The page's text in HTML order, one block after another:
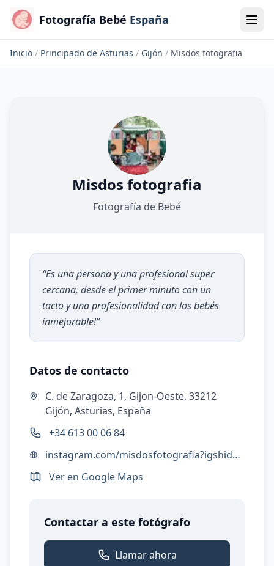
Fotografía Bebé España
Inicio / Principado de Asturias / Gijón / Misdos fotografia
Misdos fotografia
Fotografía de Bebé
“Es una persona y una profesional super
cercana, desde el primer minuto con un
tacto y una profesionalidad con los bebés
inmejorable!”
Datos de contacto
C. de Zaragoza, 1, Gijon-Oeste, 33212
Gijón, Asturias, España
+34 613 00 06 84
instagram.com/misdosfotografia?igshid=MzRlODBiNWFlZA==
Ver en Google Maps
Contactar a este fotógrafo
Llamar ahora